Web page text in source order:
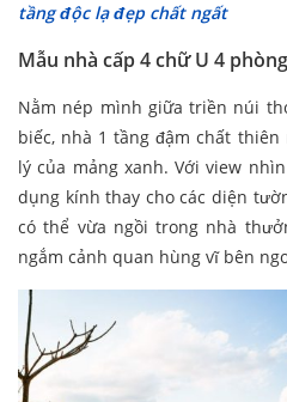
tầng độc lạ đẹp chất ngất
Mẫu nhà cấp 4 chữ U 4
Nằm nép mình giữa triền núi
biếc, nhà 1 tầng đậm chất
lý của mảng xanh. Với view
dụng kính thay cho các diện
có thể vừa ngồi trong nhà
ngắm cảnh quan hùng vĩ bên